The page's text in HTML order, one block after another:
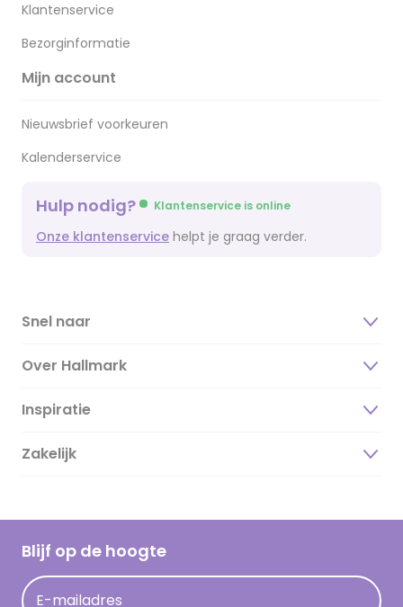
Klantenservice
Bezorginformatie
Mijn account
Nieuwsbrief voorkeuren
Kalenderservice
Hulp nodig? Klantenservice is online
Onze klantenservice helpt je graag verder.
Snel naar
Over Hallmark
Over ons
Duurzaamheid
Hallmark Kaartclub
Acties
Inspiratie
Magazine
Cadeau inspiratie
Kaartinspiratie
Zakelijk
Blijf op de hoogte
E-mailadres